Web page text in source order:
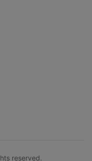
reserved.